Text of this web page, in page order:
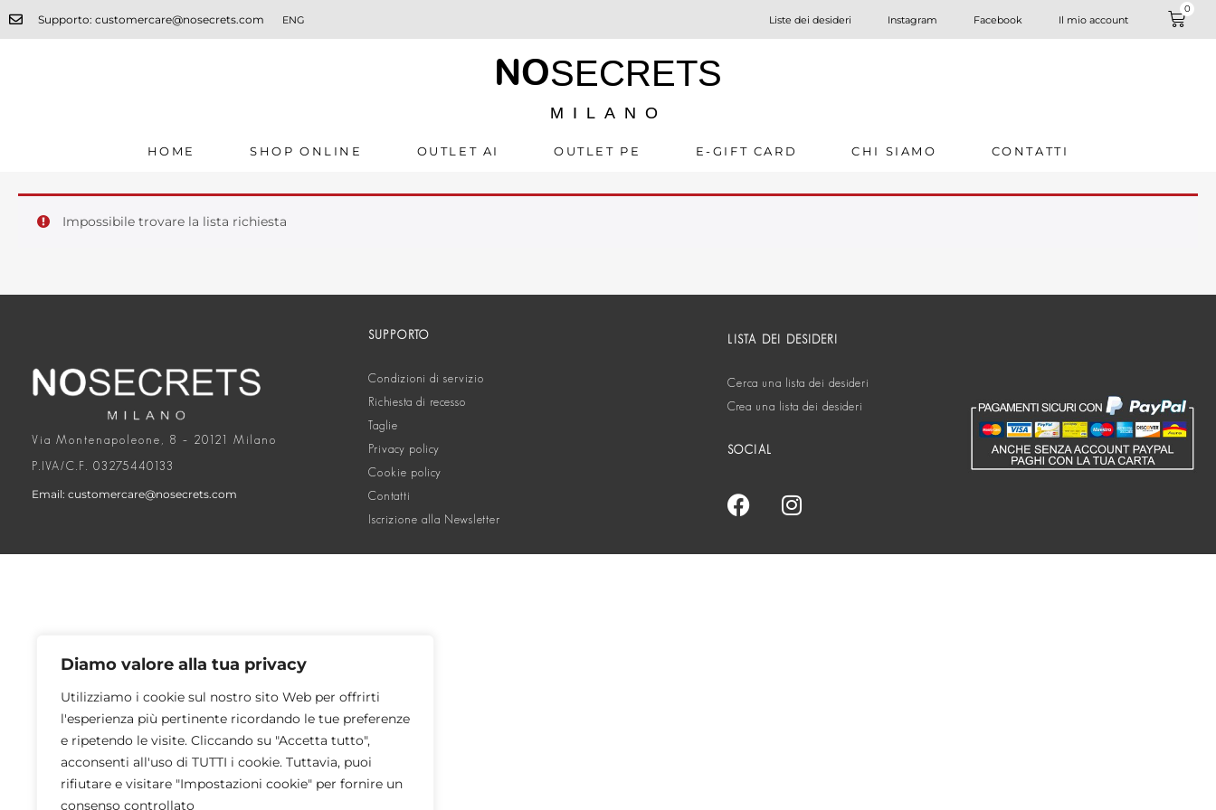
Diamo valore alla tua privacy
Utilizziamo i cookie sul nostro sito Web per offrirti
l'esperienza più pertinente ricordando le tue preferenze
e ripetendo le visite. Cliccando su "Accetta tutto",
acconsenti all'uso di TUTTI i cookie. Tuttavia, puoi
rifiutare e visitare "Impostazioni cookie" per fornire un
consenso controllato
Supporto: customercare@nosecrets.com ENG Liste dei desideri Instagram Facebook Il mio account
0
NOSECRETS
MILANO
HOME SHOP ONLINE OUTLET AI OUTLET PE E-GIFT CARD CHI SIAMO CONTATTI
Impossibile trovare la lista richiesta
Via Montenapoleone, 8 – 20121 Milano
P.IVA/C.F. 03275440133
Email: customercare@nosecrets.com
SUPPORTO
Condizioni di servizio
Richiesta di recesso
Taglie
Privacy policy
Cookie policy
Contatti
Iscrizione alla Newsletter
LISTA DEI DESIDERI
Cerca una lista dei desideri
Crea una lista dei desideri
SOCIAL